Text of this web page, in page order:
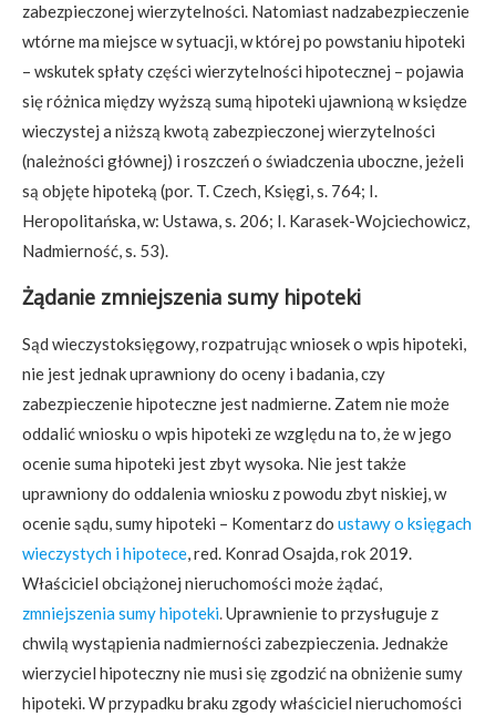
zabezpieczonej wierzytelności. Natomiast nadzabezpieczenie
wtórne ma miejsce w sytuacji, w której po powstaniu hipoteki
– wskutek spłaty części wierzytelności hipotecznej – pojawia
się różnica między wyższą sumą hipoteki ujawnioną w księdze
wieczystej a niższą kwotą zabezpieczonej wierzytelności
(należności głównej) i roszczeń o świadczenia uboczne, jeżeli
są objęte hipoteką (por. T. Czech, Księgi, s. 764; I.
Heropolitańska, w: Ustawa, s. 206; I. Karasek-Wojciechowicz,
Nadmierność, s. 53).
Żądanie zmniejszenia sumy hipoteki
Sąd wieczystoksięgowy, rozpatrując wniosek o wpis hipoteki,
nie jest jednak uprawniony do oceny i badania, czy
zabezpieczenie hipoteczne jest nadmierne. Zatem nie może
oddalić wniosku o wpis hipoteki ze względu na to, że w jego
ocenie suma hipoteki jest zbyt wysoka. Nie jest także
uprawniony do oddalenia wniosku z powodu zbyt niskiej, w
ocenie sądu, sumy hipoteki – Komentarz do ustawy o księgach
wieczystych i hipotece, red. Konrad Osajda, rok 2019.
Właściciel obciążonej nieruchomości może żądać,
zmniejszenia sumy hipoteki.Uprawnienie to przysługuje z
chwilą wystąpienia nadmierności zabezpieczenia. Jednakże
wierzyciel hipoteczny nie musi się zgodzić na obniżenie sumy
hipoteki. W przypadku braku zgody właściciel nieruchomości